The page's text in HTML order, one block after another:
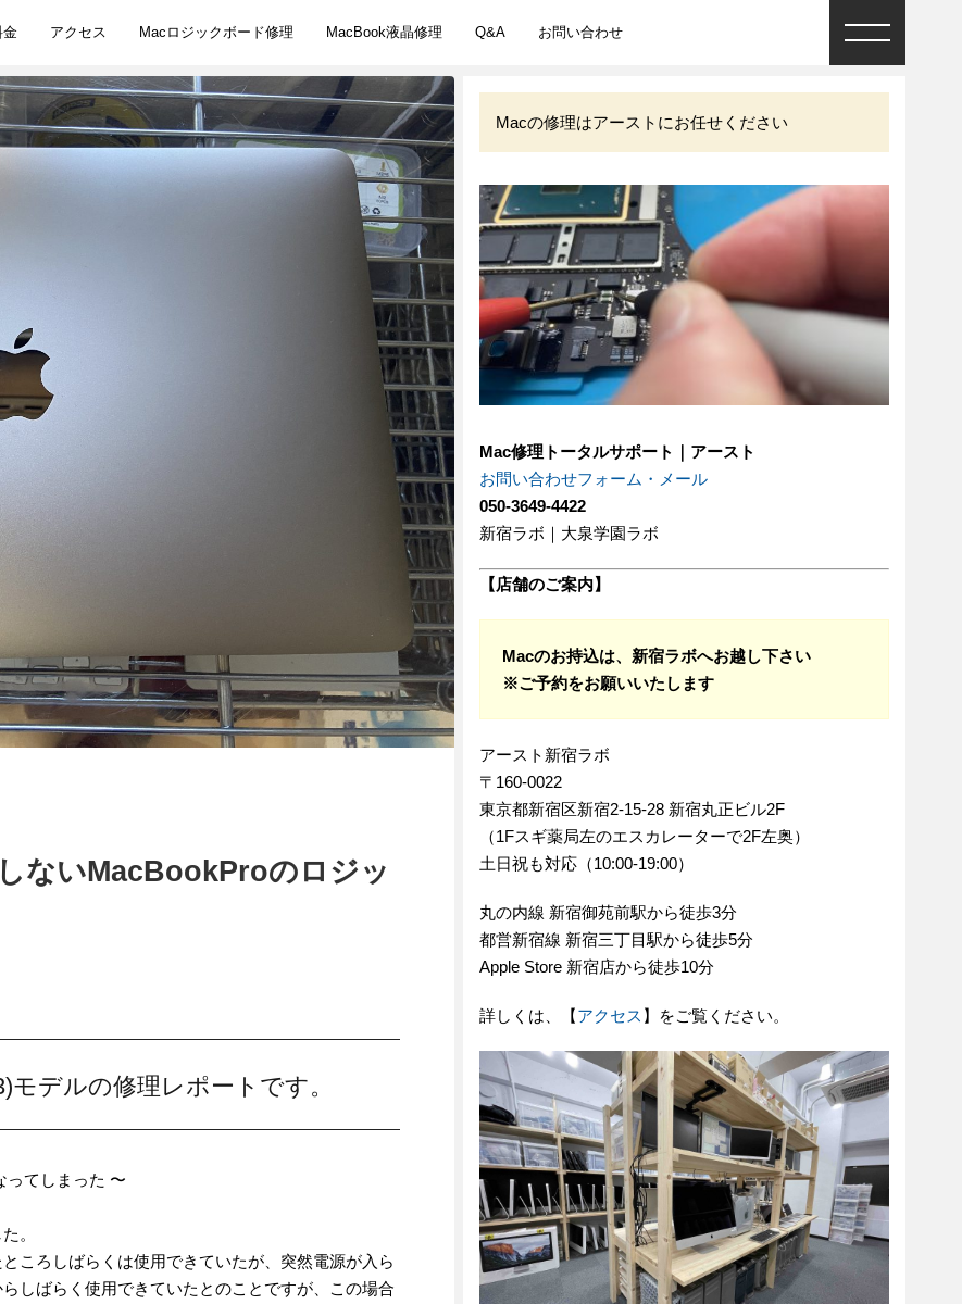
金 アクセス Macロジックボード修理 MacBook液晶修理 Q&A お問い合わせ
ないMacBookProのロジッ
モデルの修理レポートです。
ってしまった 〜
。
ころしばらくは使用できていたが、突然電源が入ら
しばらく使用できていたとのことですが、この場合
Macの修理はアーストにお任せください
Mac修理トータルサポート｜アースト
お問い合わせフォーム・メール
050-3649-4422
新宿ラボ｜大泉学園ラボ
【店舗のご案内】
Macのお持込は、新宿ラボへお越し下さい
※ご予約をお願いいたします
アースト新宿ラボ
〒160-0022
東京都新宿区新宿2-15-28 新宿丸正ビル2F
（1Fスギ薬局左のエスカレーターで2F左奥）
土日祝も対応（10:00-19:00）
丸の内線 新宿御苑前駅から徒歩3分
都営新宿線 新宿三丁目駅から徒歩5分
Apple Store 新宿店から徒歩10分
詳しくは、【アクセス 】をご覧ください。